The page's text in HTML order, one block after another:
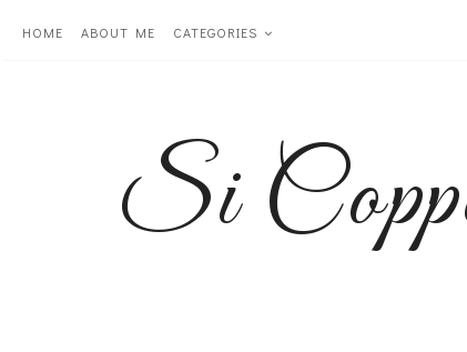
HOME ABOUT ME CATEGORIES
Si